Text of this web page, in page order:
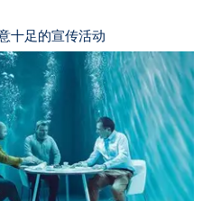
十足的宣传活动